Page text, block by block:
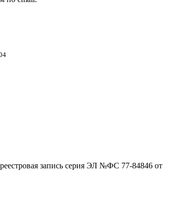
запись серия ЭЛ №ФС 77-84846 от